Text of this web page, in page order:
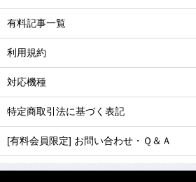
有料記事一覧
利用規約
対応機種
特定商取引法に基づく表記
[有料会員限定] お問い合わせ・Ｑ＆Ａ